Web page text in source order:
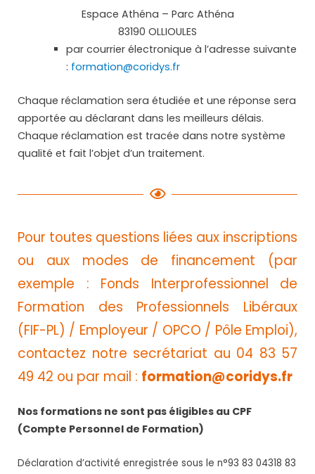
Espace Athéna – Parc Athéna
83190 OLLIOULES
par courrier électronique à l’adresse suivante
: formation@coridys.fr
Chaque réclamation sera étudiée et une réponse sera
apportée au déclarant dans les meilleurs délais.
Chaque réclamation est tracée dans notre système
qualité et fait l’objet d’un traitement.
Pour toutes questions liées aux inscriptions
ou aux modes de financement (par
exemple : Fonds Interprofessionnel de
Formation des Professionnels Libéraux
(FIF-PL) / Employeur / OPCO / Pôle Emploi),
contactez notre secrétariat au 04 83 57
49 42 ou par mail : formation@coridys.fr
Nos formations ne sont pas éligibles au CPF
(Compte Personnel de Formation)
Déclaration d’activité enregistrée sous le n°93 83 04318 83